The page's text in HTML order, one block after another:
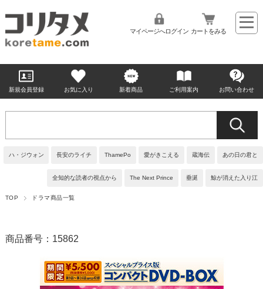
マイページへログイン カートをみる
新規会員登録 お気に入り 新着商品 ご利用案内 お問い合わせ
ハ・ジウォン 長安のライチ ThamePo 愛がきこえる 蔵海伝 あの日の君と
全知的な読者の視点から The Next Prince 垂涎 鯨が消えた入り江
TOP ドラマ商品一覧
商品番号：15862